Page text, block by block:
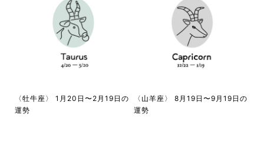
〈牡牛座〉 1月20日〜2月19日の
運勢
〈山羊座〉 8月19日〜9月19日の
運勢